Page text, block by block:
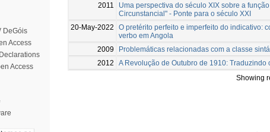
DeGóis
Access
Access
2011
Uma perspectiva do século XIX sobre a
Circunstancial" - Ponte para o século XXI
20-May-2022
O pretérito perfeito e imperfeito do indicativo:
verbo em Angola
2009 Problemáticas relacionadas com a classe
2012
A Revolução de Outubro de 1910: Traduzindo
Showing